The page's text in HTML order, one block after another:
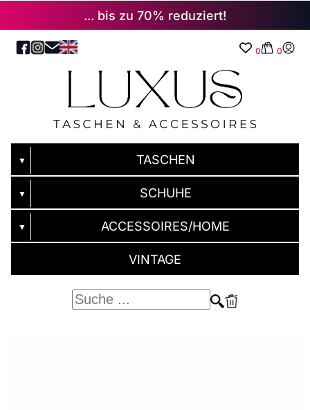
... bis zu 70% reduziert!
0 0
▼ TASCHEN
▼ SCHUHE
▼ ACCESSOIRES/HOME
VINTAGE